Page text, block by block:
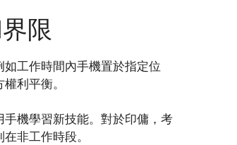
限
工作時間內手機置於指定位
利平衡。
機學習新技能。對於印傭，考
非工作時段。